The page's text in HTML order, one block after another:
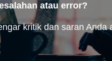
atau error?
kritik dan saran